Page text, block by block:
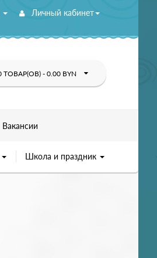
Личный кабинет
ТОВАР(ОВ) - 0.00 BYN
Вакансии
Школа и праздник